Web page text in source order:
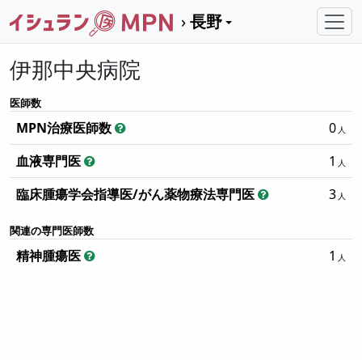
長野
伊那中央病院
医師数
MPN治療医師数
0
血液専門医
1
臨床腫瘍学会指導医/がん薬物療法専門医
3
関連の専門医師数
精神腫瘍医 1